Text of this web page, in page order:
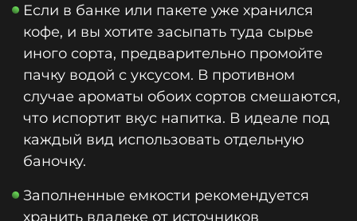
Если в банке или пакете уже хранился
кофе, и вы хотите засыпать туда сырье
иного сорта, предварительно промойте
пачку водой с уксусом. В противном
случае ароматы обоих сортов смешаются,
что испортит вкус напитка. В идеале под
каждый вид использовать отдельную
баночку.
Заполненные емкости рекомендуется
хранить вдалеке от источников